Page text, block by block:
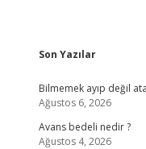
Sidebar
Son Yazılar
Bilmemek ayıp değil
Ağustos 6, 2026
Avans bedeli nedir ?
Ağustos 4, 2026